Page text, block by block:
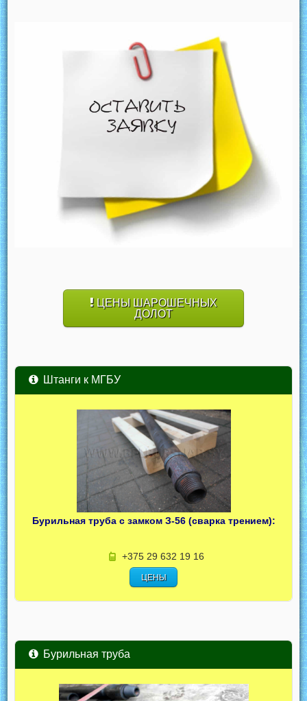
ЦЕНЫ ШАРОШЕЧНЫХ
ДОЛОТ
Штанги к МГБУ
Бурильная труба с замком З-56 (сварка трением):
+375 29 632 19 16
ЦЕНЫ
Бурильная труба